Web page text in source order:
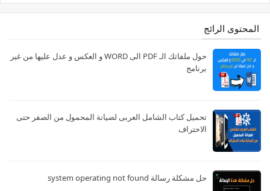
المحتوى الرائج
حول ملفاتك الـ PDF الى WORD و العكس و عدل عليها من غير
برنامج
تحميل كتاب الشامل العربى لصيانة المحمول من الصفر حتى
الاحتراف
حل مشكلة رسالة system operating not found